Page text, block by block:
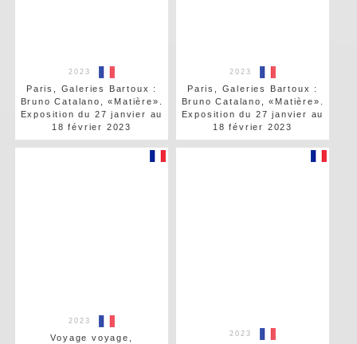
2023
Paris, Galeries Bartoux :
Bruno Catalano, «Matière».
Exposition du 27 janvier au
18 février 2023
2023
Paris, Galeries Bartoux :
Bruno Catalano, «Matière».
Exposition du 27 janvier au
18 février 2023
2023
Voyage voyage,
2023